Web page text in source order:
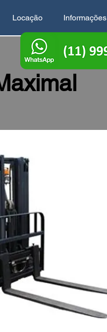
Locação Informações